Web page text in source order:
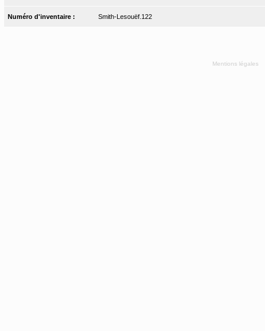
Numéro d'inventaire : Smith-Lesouëf.122
Mentions légales